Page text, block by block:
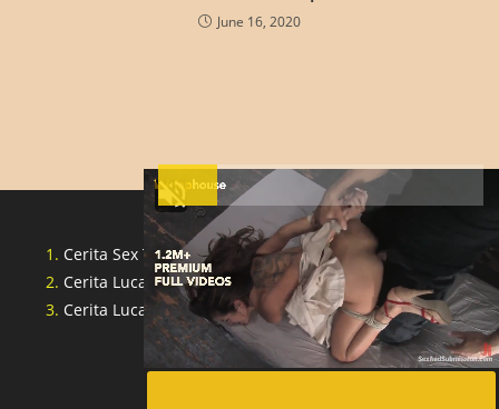
June 16, 2020
Cerita Sex Tante Indonesia
Cerita Lucah Singapore
Cerita Lucah Indonesia